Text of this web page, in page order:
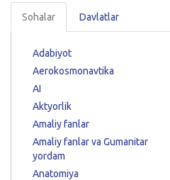
Sohalar Davlatlar
Adabiyot
Aerokosmonavtika
AI
Aktyorlik
Amaliy fanlar
Amaliy fanlar va Gumanitar
yordam
Anatomiya